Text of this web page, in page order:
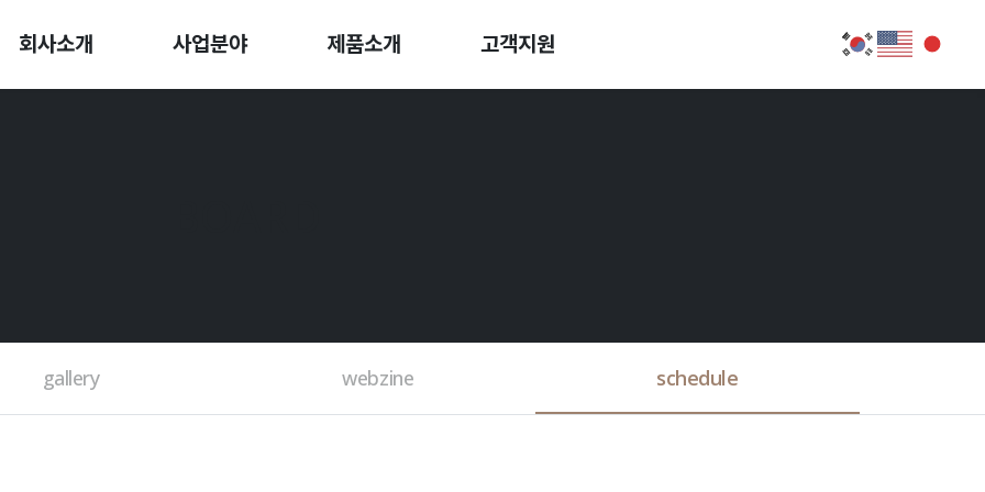
회사소개 사업분야 제품소개 고객지원
gallery webzine schedule